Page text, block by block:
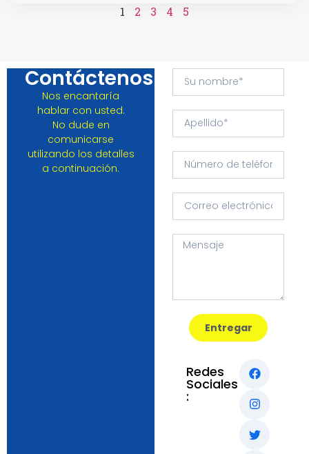
1 2 3 4 5
Contáctenos
Nos encantaría
hablar con usted.
No dude en
comunicarse
utilizando los detalles
a continuación.
Entregar
Redes
Sociales
: